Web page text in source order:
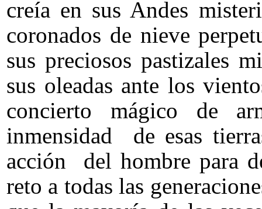
creía en sus Andes
coronados de nieve
sus preciosos pastizales
sus oleadas ante los
concierto mágico de
inmensidad de esas
acción del hombre para
reto a todas las